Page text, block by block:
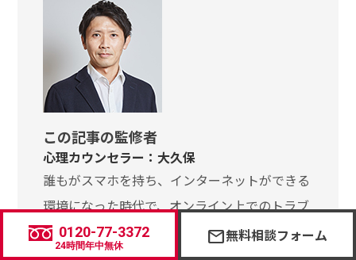
この記事の監修者
心理カウンセラー：大久保
誰もがスマホを持ち、インターネットができる
環境になった時代で、オンライン上でのトラブ
ルや問題は時に、人の心にも大きな傷を残すこ
とがあります。苦しくなったときは決して一人
0120-77-3372
24時間年中無休 mail無料相談フォーム